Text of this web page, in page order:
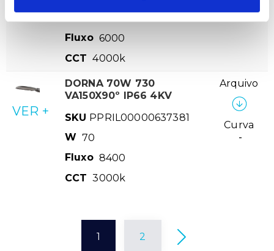
Fluxo 6000
CCT 4000k
VER +
DORNA 70W 730
VA150X90º IP66 4KV
SKU PPRIL00000637381
W 70
Fluxo 8400
CCT 3000k
Arquivo
Curva
-
1 2